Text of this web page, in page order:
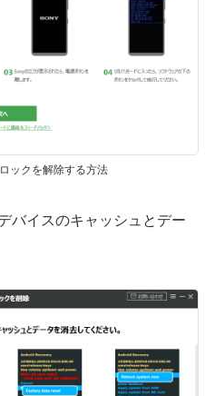
ックを解除する方法
バイスのキャッシュとデー